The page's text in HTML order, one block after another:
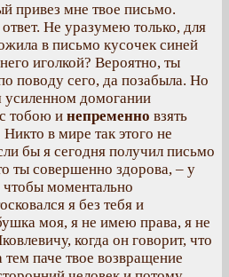
привез мне твое письмо.
Не уразумею только, для
в письмо кусочек синей
иголкой? Вероятно, ты
поводу сего, да позабыла. Но
усиленном домогании
тобою и непременно взять
в мире так этого не
бы я сегодня получил письмо
ты совершенно здорова, – у
чтобы моментально
я без тебя и
моя, я не имею права, я не
когда он говорит, что
паче твое возвращение